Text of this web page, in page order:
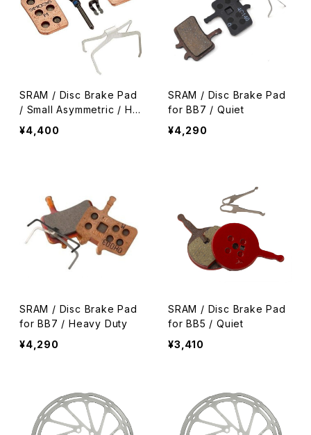
SRAM / Disc Brake Pad
/ Small Asymmetric / He
avy Duty
¥4,400
SRAM / Disc Brake Pad
for BB7 / Quiet
¥4,290
SRAM / Disc Brake Pad
for BB7 / Heavy Duty
¥4,290
SRAM / Disc Brake Pad
for BB5 / Quiet
¥3,410